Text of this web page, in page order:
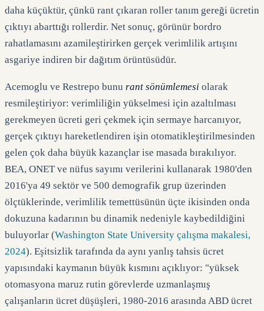
daha küçüktür, çünkü rant çıkaran roller tanım gereği ücretin
çıktıyı abarttığı rollerdir. Net sonuç, görünür bordro
rahatlamasını azamileştirirken gerçek verimlilik artışını
asgariye indiren bir dağıtım örüntüsüdür.
Acemoglu ve Restrepo bunu rant sönümlemesi olarak
resmileştiriyor: verimliliğin yükselmesi için azaltılması
gerekmeyen ücreti geri çekmek için sermaye harcanıyor,
gerçek çıktıyı hareketlendiren işin otomatikleştirilmesinden
gelen çok daha büyük kazançlar ise masada bırakılıyor.
BEA, ONET ve nüfus sayımı verilerini kullanarak 1980'den
2016'ya 49 sektör ve 500 demografik grup üzerinden
ölçtüklerinde, verimlilik temettüsünün üçte ikisinden onda
dokuzuna kadarının bu dinamik nedeniyle kaybedildiğini
buluyorlar (Washington State University çalışma makalesi,
2024). Eşitsizlik tarafında da aynı yanlış tahsis ücret
yapısındaki kaymanın büyük kısmını açıklıyor: "yüksek
otomasyona maruz rutin görevlerde uzmanlaşmış
çalışanların ücret düşüşleri, 1980-2016 arasında ABD ücret